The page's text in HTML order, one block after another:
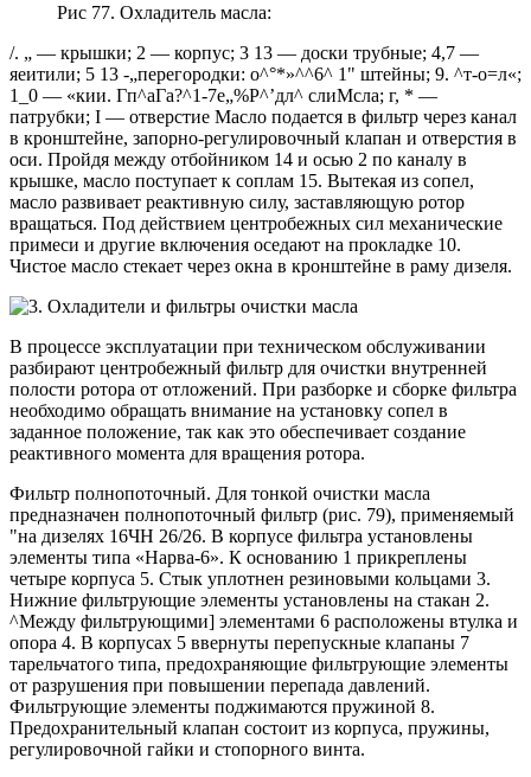
Рис 77. Охладитель масла:
/. „ — крышки; 2 — корпус; 3 13 — доски трубные; 4,7 —
яеитили; 5 13 -„перегородки: о^°*»^^6^ 1" штейны; 9. ^т-о=л«;
1_0 — «кии. Гп^аГа?^1-7е„%Р^’дл^ слиМсла; г, * —
патрубки; I — отверстие Масло подается в фильтр через канал
в кронштейне, запорно-регулировочный клапан и отверстия в
оси. Пройдя между отбойником 14 и осью 2 по каналу в
крышке, масло поступает к соплам 15. Вытекая из сопел,
масло развивает реактивную силу, заставляющую ротор
вращаться. Под действием центробежных сил механические
примеси и другие включения оседают на прокладке 10.
Чистое масло стекает через окна в кронштейне в раму дизеля.
В процессе эксплуатации при техническом обслуживании
разбирают центробежный фильтр для очистки внутренней
полости ротора от отложений. При разборке и сборке фильтра
необходимо обращать внимание на установку сопел в
заданное положение, так как это обеспечивает создание
реактивного момента для вращения ротора.
Фильтр полнопоточный. Для тонкой очистки масла
предназначен полнопоточный фильтр (рис. 79), применяемый
"на дизелях 16ЧН 26/26. В корпусе фильтра установлены
элементы типа «Нарва-6». К основанию 1 прикреплены
четыре корпуса 5. Стык уплотнен резиновыми кольцами 3.
Нижние фильтрующие элементы установлены на стакан 2.
^Между фильтрующими] элементами 6 расположены втулка и
опора 4. В корпусах 5 ввернуты перепускные клапаны 7
тарельчатого типа, предохраняющие фильтрующие элементы
от разрушения при повышении перепада давлений.
Фильтрующие элементы поджимаются пружиной 8.
Предохранительный клапан состоит из корпуса, пружины,
регулировочной гайки и стопорного винта.